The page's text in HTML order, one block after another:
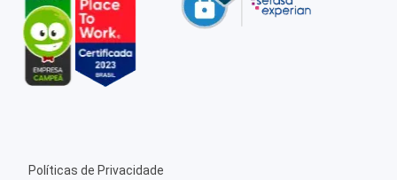
Políticas de Privacidade